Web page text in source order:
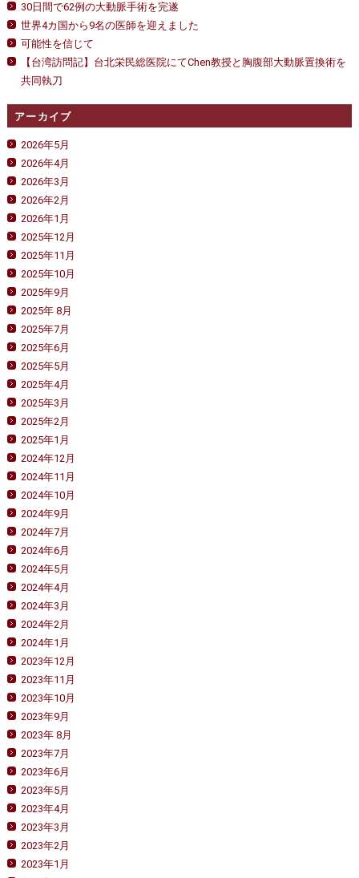
私どもの特色
手術概要
医師募集情報
トピックス一覧
30日間で62例の大動脈手術を完遂
世界4カ国から9名の医師を迎えました
可能性を信じて
【台湾訪問記】台北栄民総医院にてChen教授と胸腹部大動脈置換術を
共同執刀
アーカイブ
2026年5月
2026年4月
2026年3月
2026年2月
2026年1月
2025年12月
2025年11月
2025年10月
2025年9月
2025年 8月
2025年7月
2025年6月
2025年5月
2025年4月
2025年3月
2025年2月
2025年1月
2024年12月
2024年11月
2024年10月
2024年9月
2024年7月
2024年6月
2024年5月
2024年4月
2024年3月
2024年2月
2024年1月
2023年12月
2023年11月
2023年10月
2023年9月
2023年 8月
2023年7月
2023年6月
2023年5月
2023年4月
2023年3月
2023年2月
2023年1月